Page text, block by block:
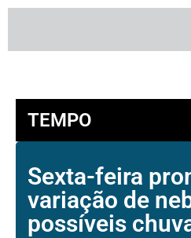
TEMPO
Sexta-feira
variação de
possíveis